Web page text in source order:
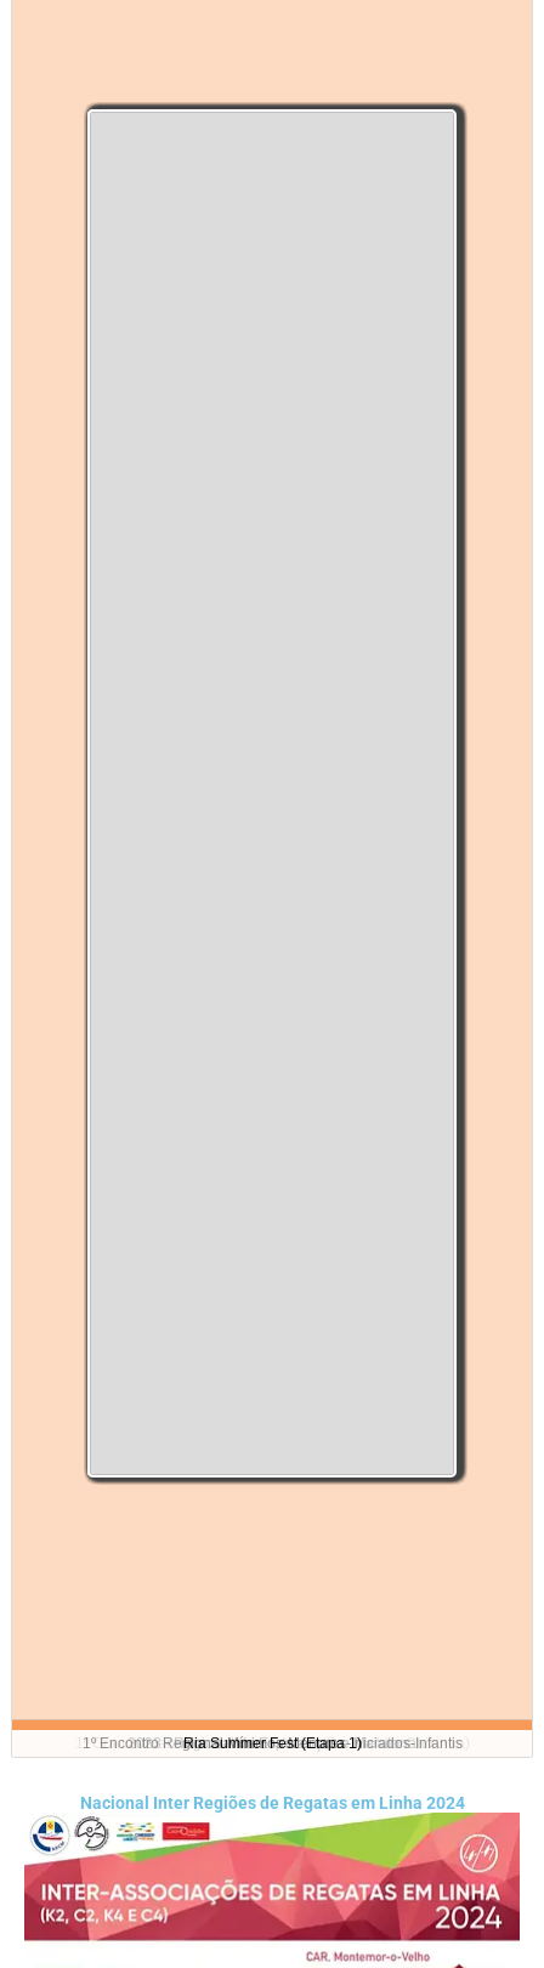
1ª Grande Maratona da Ria de Aveiro(Por: Helder Caixinha)
2023 - Regional de Esperanças e Maratona
1º Encontro Regional Mínimos-Menores-Iniciados-Infantis
Ria Summer Fest (Etapa 1)
Nacional Inter Regiões de Regatas em Linha 2024